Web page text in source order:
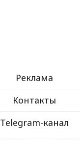
Реклама
Контакты
Telegram-канал